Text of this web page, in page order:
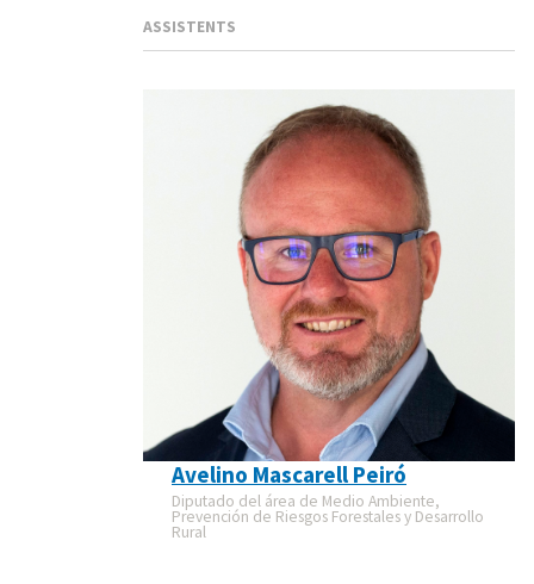
ASSISTENTS
Avelino Mascarell Peiró
Diputado del área de Medio Ambiente,
Prevención de Riesgos Forestales y Desarrollo
Rural